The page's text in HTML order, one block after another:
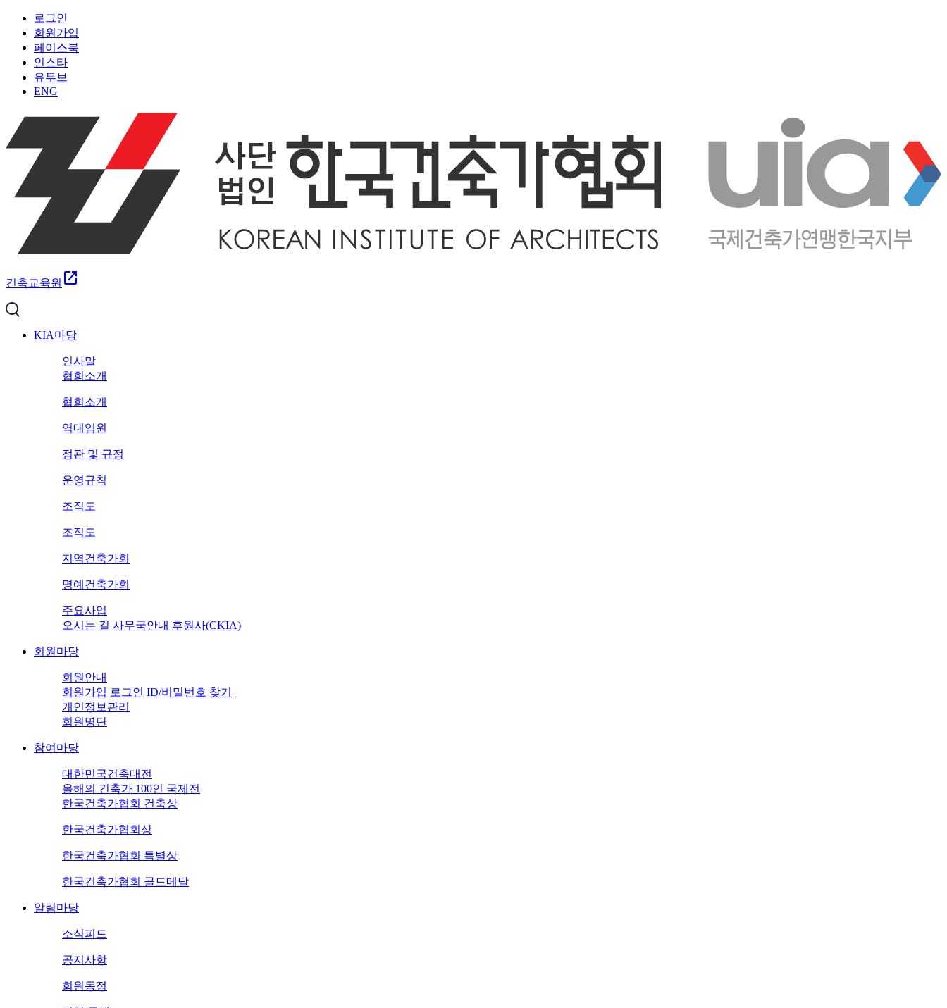
로그인
회원가입
페이스북
인스타
유투브
ENG
건축교육원 open_in_new
KIA마당
인사말
협회소개
협회소개
역대임원
정관 및 규정
운영규칙
조직도
조직도
지역건축가회
명예건축가회
주요사업
오시는 길 사무국안내 후원사(CKIA)
회원마당
회원안내
회원가입 로그인 ID/비밀번호 찾기
개인정보관리
회원명단
참여마당
대한민국건축대전
올해의 건축가 100인 국제전
한국건축가협회 건축상
한국건축가협회상
한국건축가협회 특별상
한국건축가협회 골드메달
알림마당
소식피드
공지사항
회원동정